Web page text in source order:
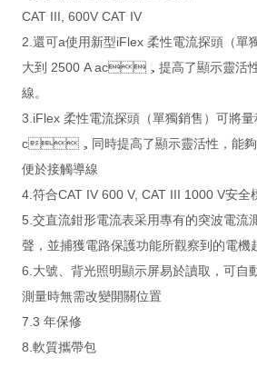
CAT III, 600V CAT IV
2.還可a使用新型iFlex 柔性電流探頭（單獨
大到 2500 A ac，提高了顯示靈活性
線。
3.iFlex 柔性電流探頭（單獨銷售）可將
c，同時提高了顯示靈活性，能夠測
便於接觸導線
4.符合CAT IV 600 V, CAT III 1000 V安全
5.交直流鉗形電流表采用專有的突波電流測
聲，並捕獲電路保護功能所觀察到的電
6.大號、背光照明顯示屏易於讀取，可
測量時無需改變開關位置
7.3 年保修
8.軟質攜帶包